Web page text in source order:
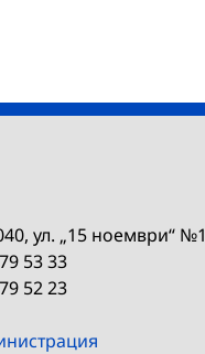
ул. „15 ноември“ №1
53 33
52 23